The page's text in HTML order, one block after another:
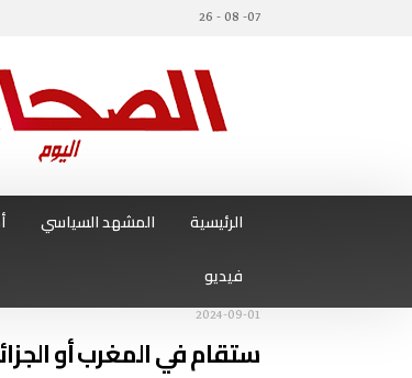
07- 08 - 26
الرئيسية المشهد السياسي
فيديو
2024-09-01
ستقام في المغرب أو